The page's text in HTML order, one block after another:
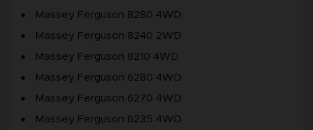
Massey Ferguson 8280 4WD
Massey Ferguson 8240 2WD
Massey Ferguson 8210 4WD
Massey Ferguson 6280 4WD
Massey Ferguson 6270 4WD
Massey Ferguson 6235 4WD